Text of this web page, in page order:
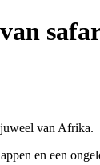
van Afrika.
en een